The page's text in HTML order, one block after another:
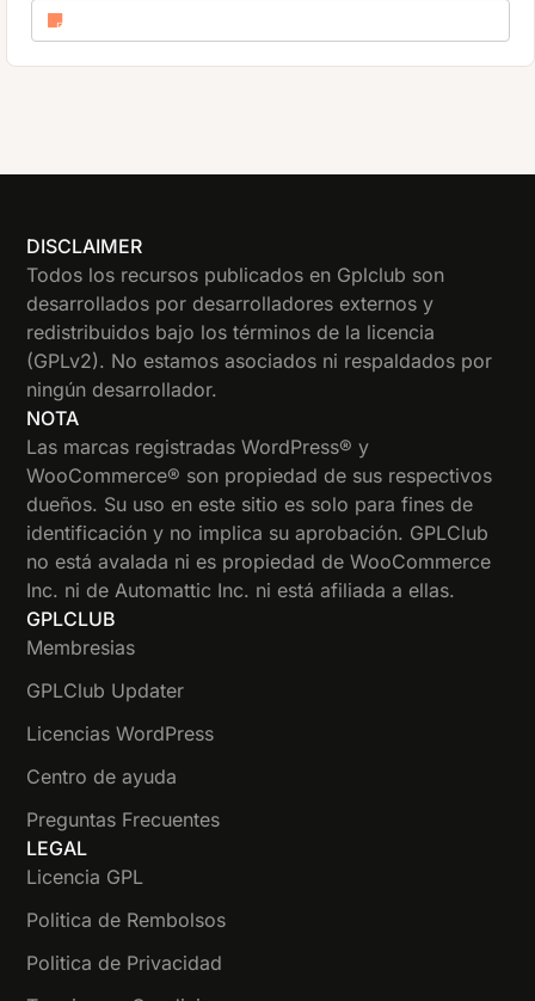
DISCLAIMER
Todos los recursos publicados en Gplclub son
desarrollados por desarrolladores externos y
redistribuidos bajo los términos de la licencia
(GPLv2). No estamos asociados ni respaldados por
ningún desarrollador.
NOTA
Las marcas registradas WordPress® y
WooCommerce® son propiedad de sus respectivos
dueños. Su uso en este sitio es solo para fines de
identificación y no implica su aprobación. GPLClub
no está avalada ni es propiedad de WooCommerce
Inc. ni de Automattic Inc. ni está afiliada a ellas.
GPLCLUB
Membresias
GPLClub Updater
Licencias WordPress
Centro de ayuda
Preguntas Frecuentes
LEGAL
Licencia GPL
Politica de Rembolsos
Politica de Privacidad